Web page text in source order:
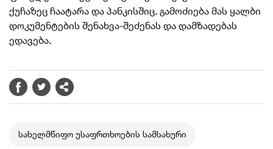
ქუჩაზეც ჩაატარა და პანკისშიც. გამოძიება მას ყალბი
დოკუმენტების შენახვა-შეძენას და დამზადებას
ედავება.
სახელმწიფო უსაფრთხოების სამსახური